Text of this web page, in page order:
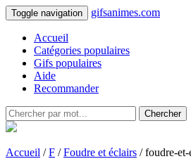
Toggle navigation gifsanimes.com
Accueil
Catégories populaires
Gifs populaires
Aide
Recommander
Chercher
Accueil /F /Foudre et éclairs / foudre-et-